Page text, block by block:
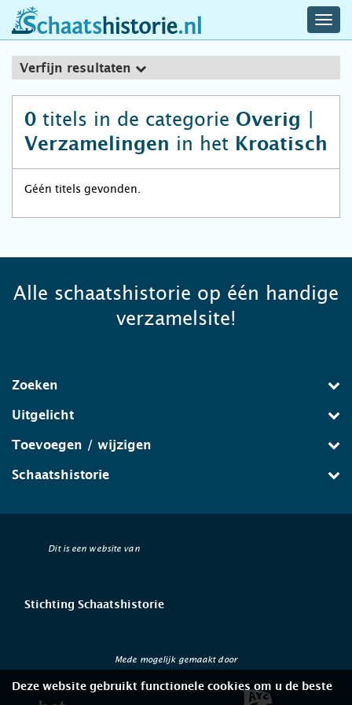
schaatshistorie.nl
Verfijn resultaten
0 titels in de categorie Overig |
Verzamelingen in het Kroatisch
Géén titels gevonden.
Alle schaatshistorie op één handige
verzamelsite!
Zoeken
Uitgelicht
Toevoegen / wijzigen
Schaatshistorie
Dit is een website van
Stichting Schaatshistorie
Mede mogelijk gemaakt door
Deze website gebruikt functionele cookies om u de beste